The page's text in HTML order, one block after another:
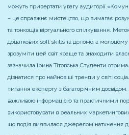
можуть привертати увагу аудиторії.
– це справжнє мистецтво, що вимагає
та тонкощів віртуального спілкування.
додаткових soft skills та допомога молодому
зрозуміти цей світ краще та знаходити
зазначила Ірина Тітовська.Студенти
дізнатися про найновіші тренди у світі
питання експерту з багаторічним
важливою інформацією та практичними
використовувати в реальних маркетингових
що подія виявилася джерелом натхнення